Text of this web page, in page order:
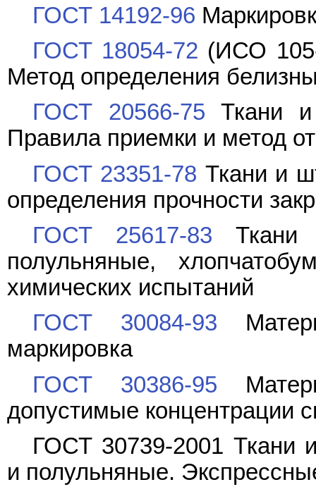
ГОСТ 14192-96
ГОСТ 18054-72 (ИСО
Метод определения
ГОСТ 20566-75 Ткани и
Правила приемки и метод
ГОСТ 23351-78 Ткани и
определения прочности
ГОСТ 25617-83 Ткани
полульняные,
химических испытаний
ГОСТ 30084-93
маркировка
ГОСТ 30386-95
допустимые концентрации
ГОСТ 30739-2001 Ткани
и полульняные.